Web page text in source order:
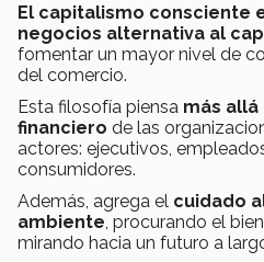
El capitalismo consciente
negocios alternativa al
fomentar un mayor nivel de
del comercio.
Esta filosofía piensa más
financiero de las
actores: ejecutivos,
consumidores.
Además, agrega el cuidado
ambiente , procurando el
mirando hacia un futuro a